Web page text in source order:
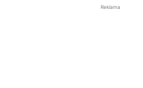
Reklama